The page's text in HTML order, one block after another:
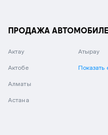
ПРОДАЖА
Актау
Актобе
Алматы
Астана
Атырау
Показать